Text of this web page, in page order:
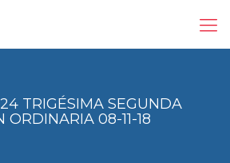
TRIGÉSIMA SEGUNDA
ORDINARIA 08-11-18